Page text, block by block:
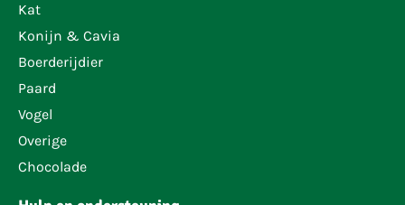
Kat
Konijn & Cavia
Boerderijdier
Paard
Vogel
Overige
Chocolade